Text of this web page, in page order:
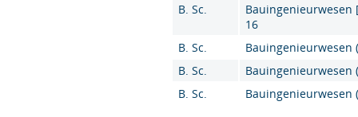
B. Sc.
Bauingenieurwesen
16
B. Sc.
Bauingenieurwesen
B. Sc.
Bauingenieurwesen
B. Sc.
Bauingenieurwesen